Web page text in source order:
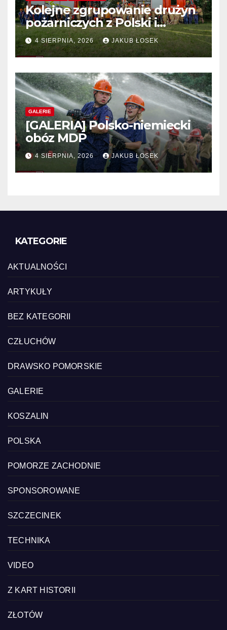
Kolejne zgrupowanie drużyn
pożarniczych z Polski i
Niemiec w regionie
4 SIERPNIA, 2026 JAKUB ŁOSEK
GALERIE
[GALERIA] Polsko-niemiecki
obóz MDP
4 SIERPNIA, 2026 JAKUB ŁOSEK
KATEGORIE
AKTUALNOŚCI
ARTYKUŁY
BEZ KATEGORII
CZŁUCHÓW
DRAWSKO POMORSKIE
GALERIE
KOSZALIN
POLSKA
POMORZE ZACHODNIE
SPONSOROWANE
SZCZECINEK
TECHNIKA
VIDEO
Z KART HISTORII
ZŁOTÓW